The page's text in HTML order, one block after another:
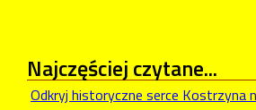
Najczęściejczytane...
Odkryj historyczne serce Kostrzyna